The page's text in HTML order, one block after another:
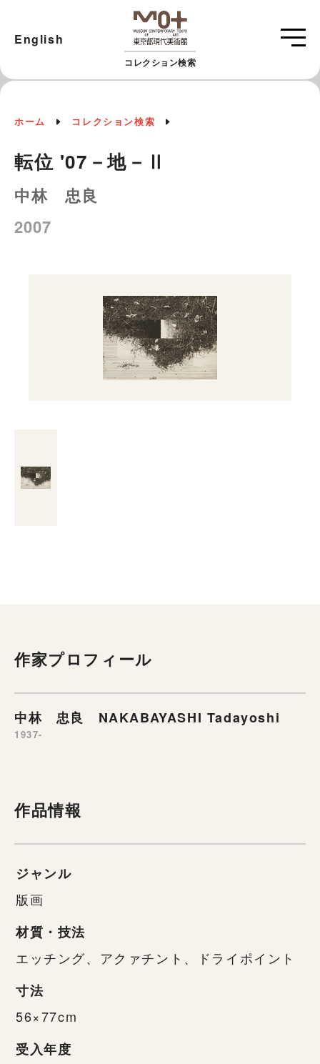
コレクション検索
English
ホーム コレクション検索
転位 '07－地－Ⅱ
中林 忠良
2007
作家プロフィール
中林 忠良 NAKABAYASHI Tadayoshi
1937-
作品情報
ジャンル
版画
材質・技法
エッチング、アクァチント、ドライポイント
寸法
56×77cm
受入年度